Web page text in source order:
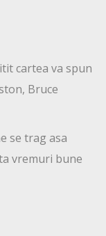
cartea va spun
Bruce
se trag asa
vremuri bune